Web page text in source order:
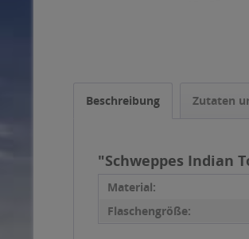
Beschreibung Zutaten
"Schweppes Indian
Material:
Flaschengröße: